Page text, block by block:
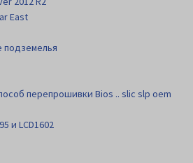
East
подземелья
перепрошивки Bios .. slic slp oem
и LCD1602